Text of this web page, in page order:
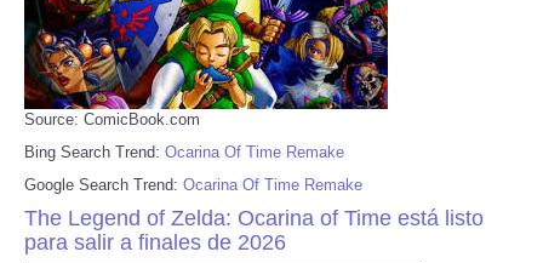
Source: ComicBook.com
Bing Search Trend: Ocarina Of Time Remake
Google Search Trend: Ocarina Of Time Remake
The Legend of Zelda: Ocarina of Time está listo
para salir a finales de 2026